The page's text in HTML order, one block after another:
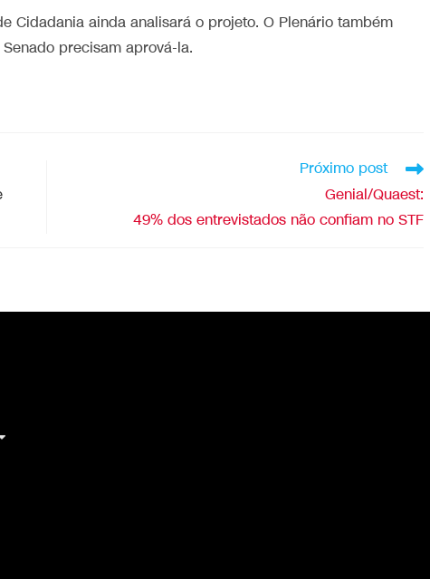
Cidadania ainda analisará o projeto. O Plenário também
precisam aprová-la.
Próximo post
Genial/Quaest:
49% dos entrevistados não confiam no STF